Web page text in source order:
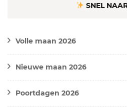
SNEL
Volle maan 2026
Nieuwe maan 2026
Poortdagen 2026